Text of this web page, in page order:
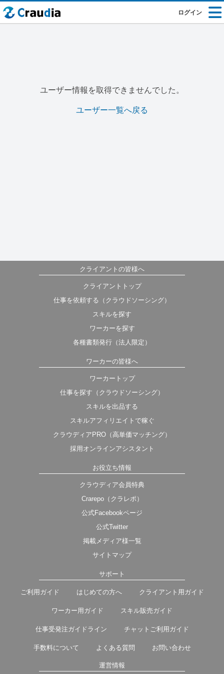
ログイン
ユーザー情報を取得できませんでした。
ユーザー一覧へ戻る
クライアントの皆様へ
クライアントトップ
仕事を依頼する（クラウドソーシング）
スキルを探す
ワーカーを探す
各種書類発行（法人限定）
ワーカーの皆様へ
ワーカートップ
仕事を探す（クラウドソーシング）
スキルを出品する
スキルアフィリエイトで稼ぐ
クラウディアPRO（高単価マッチング）
採用オンラインアシスタント
お役立ち情報
クラウディア会員特典
Crarepo（クラレポ）
公式Facebookページ
公式Twitter
掲載メディア様一覧
サイトマップ
サポート
ご利用ガイド はじめての方へ クライアント用ガイド
ワーカー用ガイド スキル販売ガイド
仕事受発注ガイドライン チャットご利用ガイド
手数料について よくある質問 お問い合わせ
運営情報